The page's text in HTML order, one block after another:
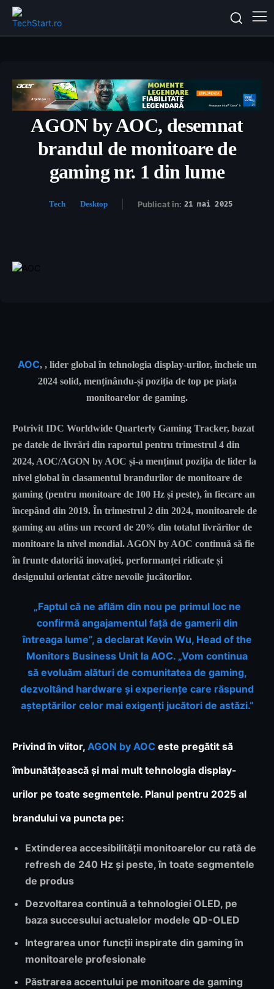
AGON by AOC, desemnat
brandul de monitoare de
gaming nr. 1 din lume
Tech Desktop Publicat în: 21 mai 2025
AOC, , lider global în tehnologia display-urilor, încheie un
2024 solid, menținându-și poziția de top pe piața
monitoarelor de gaming.
Potrivit IDC Worldwide Quarterly Gaming Tracker, bazat
pe datele de livrări din raportul pentru trimestrul 4 din
2024, AOC/AGON by AOC și-a menținut poziția de lider la
nivel global în clasamentul brandurilor de monitoare de
gaming (pentru monitoare de 100 Hz și peste), în fiecare an
începând din 2019. În trimestrul 2 din 2024, monitoarele de
gaming au atins un record de 20% din totalul livrărilor de
monitoare la nivel mondial. AGON by AOC continuă să fie
în frunte datorită inovației, performanței ridicate și
designului orientat către nevoile jucătorilor.
„Faptul că ne aflăm din nou pe primul loc ne
confirmă angajamentul față de gamerii din
întreaga lume”, a declarat Kevin Wu, Head of the
Monitors Business Unit la AOC. „Vom continua
să evoluăm alături de comunitatea de gaming,
dezvoltând hardware și experiențe care răspund
așteptărilor celor mai exigenți jucători de astăzi.”
Privind în viitor, AGON by AOC este pregătit să
îmbunătățească și mai mult tehnologia display-
urilor pe toate segmentele. Planul pentru 2025 al
brandului va puncta pe:
Extinderea accesibilității monitoarelor cu rată de
refresh de 240 Hz și peste, în toate segmentele
de produs
Dezvoltarea continuă a tehnologiei OLED, pe
baza succesului actualelor modele QD-OLED
Integrarea unor funcții inspirate din gaming în
monitoarele profesionale
Păstrarea accentului pe monitoare de gaming